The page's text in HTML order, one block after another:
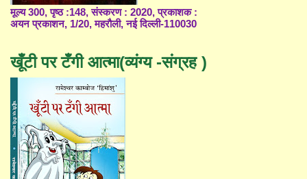
मूल्य 300, पृष्ठ :148, संस्करण : 2020, प्रकाशक :
अयन प्रकाशन, 1/20, महरौली, नई दिल्ली-110030
खूँटी पर टँगी आत्मा(व्यंग्य -संग्रह )